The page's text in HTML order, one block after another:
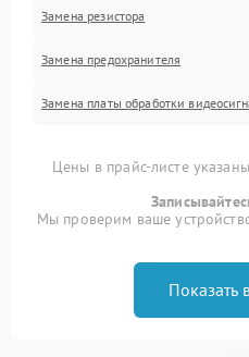
Замена резистора
Замена предохранителя
Замена платы обработки
Цены в прайс-листе
Мы проверим ваше
Показать